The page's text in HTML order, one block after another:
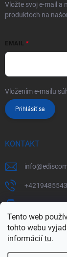
Tento web
tohto webu
informácií tu.
Vložte svoj e-mail a
produktoch na
EMAIL
Vložením e-mailu
Prihlásiť sa
KONTAKT
info@